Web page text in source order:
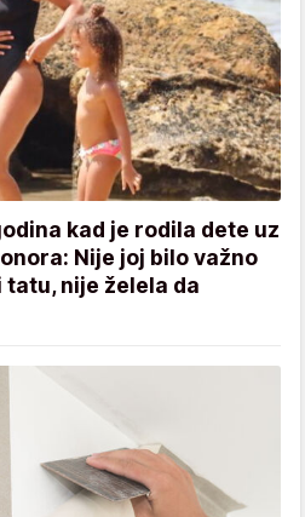
kad je rodila dete uz
Nije joj bilo važno
nije želela da